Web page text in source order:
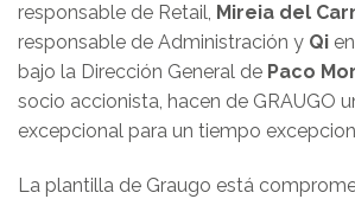
responsable de Retail, Mireia del
responsable de Administración y Qi
bajo la Dirección General de Paco
socio accionista, hacen de GRAUGO
excepcional para un tiempo
La plantilla de Graugo está